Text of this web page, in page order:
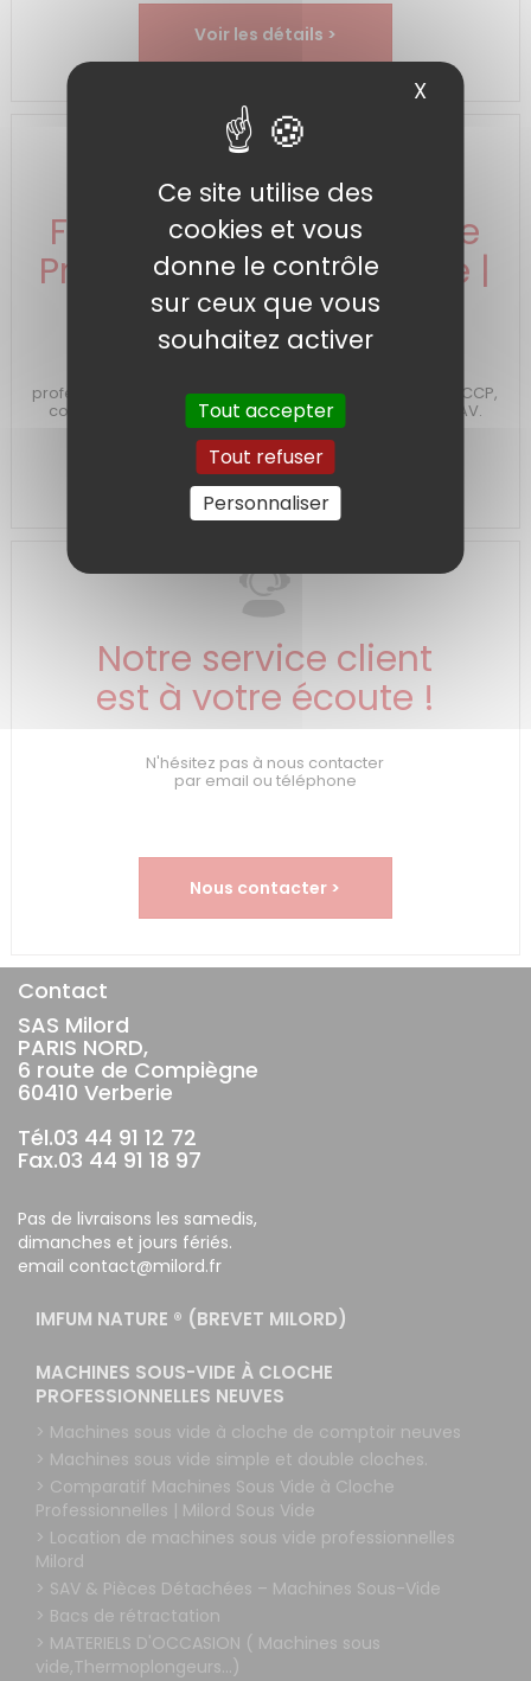
Voir les détails >
FAQ Machines Sous Vide
Professionnelles & Guide |
Milord Sous-Vide
professionnel par Milord : choix de machine, normes HACCP,
conservation (DLC), sachets PA/PE, maintenance et SAV.
Consulter la FAQ >
Notre service client
est à votre écoute !
N'hésitez pas à nous contacter
par email ou téléphone
Nous contacter >
Contact
SAS Milord
PARIS NORD,
6 route de Compiègne
60410 Verberie
Tél.03 44 91 12 72
Fax.03 44 91 18 97
Pas de livraisons les samedis,
dimanches et jours fériés.
email contact@milord.fr
IMFUM NATURE ® (BREVET MILORD)
MACHINES SOUS-VIDE À CLOCHE
PROFESSIONNELLES NEUVES
> Machines sous vide à cloche de comptoir neuves
> Machines sous vide simple et double cloches.
> Comparatif Machines Sous Vide à Cloche
Professionnelles | Milord Sous Vide
> Location de machines sous vide professionnelles
Milord
> SAV & Pièces Détachées – Machines Sous-Vide
> Bacs de rétractation
> MATERIELS D'OCCASION ( Machines sous
vide,Thermoplongeurs...)
Ce site utilise des
cookies et vous
donne le contrôle
sur ceux que vous
souhaitez activer
Tout accepter
Tout refuser
Personnaliser
XMasquer